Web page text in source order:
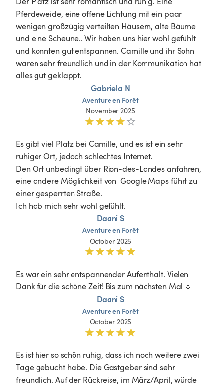
Pferdeweide, eine offene Lichtung mit ein paar
wenigen großzügig verteilten Häusern, alte Bäume
und eine Scheune.. Wir haben uns hier wohl gefühlt
und konnten gut entspannen. Camille und ihr Sohn
waren sehr freundlich und in der Kommunikation hat
alles gut geklappt.
Gabriela N
Aventureen Forêt
November 2025
Es gibt viel Platz bei Camille, und es ist ein sehr
ruhiger Ort, jedoch schlechtes Internet.
Den Ort unbedingt über Rion-des-Landes anfahren,
eine andere Möglichkeit von  Google Maps führt zu
einer gesperrten Straße.
Ich hab mich sehr wohl gefühlt.
Daani S
Aventureen Forêt
October 2025
Es war ein sehr entspannender Aufenthalt. Vielen
Dank für die schöne Zeit! Bis zum nächsten Mal 🌷
Daani S
Aventureen Forêt
October 2025
Es ist hier so schön ruhig, dass ich noch weitere zwei
Tage gebucht habe. Die Gastgeber sind sehr
freundlich. Auf der Rückreise, im März/April, würde